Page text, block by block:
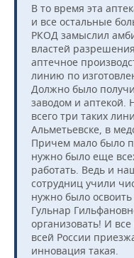
В то время эта
и все остальные
РКОД замыслил
властей
аптечное
линию по
Должно было
заводом и аптекой.
всего три таких
Альметьевске, в
Причем мало было
нужно было еще
работать. Ведь и
сотрудниц учили
нужно было
Гульнар
организовать! И
всей России
инновация такая.